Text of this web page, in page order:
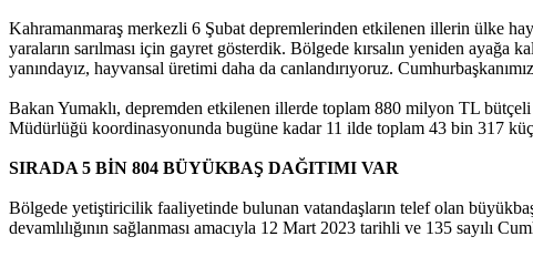
Kahramanmaraş merkezli 6 Şubat depremlerinden etkilenen illerin ülke
yaraların sarılması için gayret gösterdik. Bölgede kırsalın yeniden ayağa
yanındayız, hayvansal üretimi daha da canlandırıyoruz.
Bakan Yumaklı, depremden etkilenen illerde toplam 880 milyon TL bütçeli
Müdürlüğü koordinasyonunda bugüne kadar 11 ilde toplam 43 bin 317
SIRADA 5 BİN 804 BÜYÜKBAŞ DAĞITIMI VAR
Bölgede yetiştiricilik faaliyetinde bulunan vatandaşların telef olan
devamlılığının sağlanması amacıyla 12 Mart 2023 tarihli ve 135 sayılı